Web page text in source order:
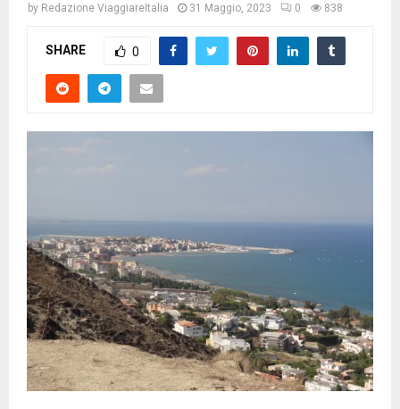
by Redazione ViaggiareItalia 31 Maggio, 2023 0 838
SHARE 0